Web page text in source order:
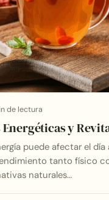
de lectura
y
puede afectar el día
tanto físico
naturales…